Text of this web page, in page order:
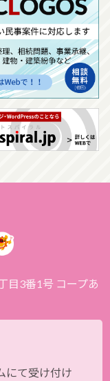
目3番1号 コープあ
にて受け付け